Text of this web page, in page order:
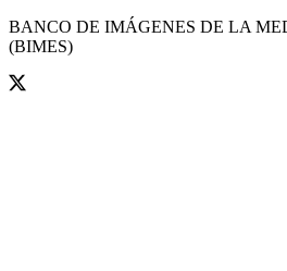
BANCO DE IMÁGENES DE LA
(BIMES)